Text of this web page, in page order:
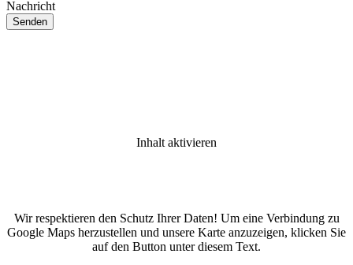
Nachricht
Wir respektieren den Schutz Ihrer Daten! Um eine Verbindung zu
Google Maps herzustellen und unsere Karte anzuzeigen, klicken Sie
auf den Button unter diesem Text.
Inhalt aktivieren